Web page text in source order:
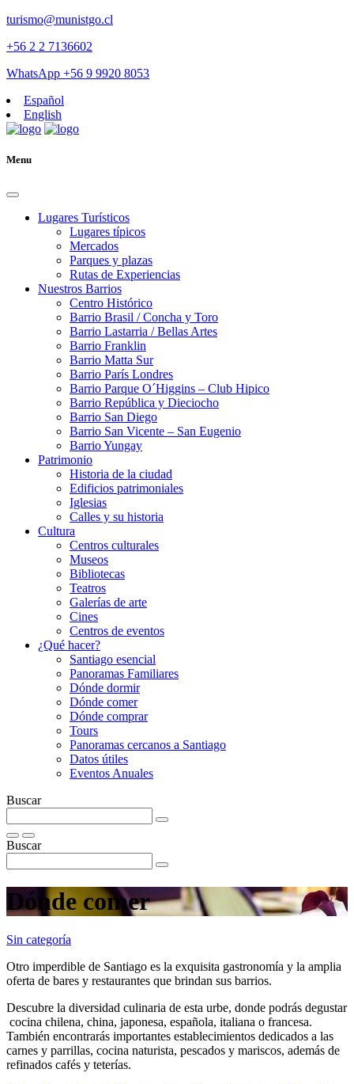
turismo@munistgo.cl
+56 2 2 7136602
WhatsApp +56 9 9920 8053
Español
English
Menu
Lugares Turísticos
Lugares tí­picos
Mercados
Parques y plazas
Rutas de Experiencias
Nuestros Barrios
Centro Histórico
Barrio Brasil / Concha y Toro
Barrio Lastarria / Bellas Artes
Barrio Franklin
Barrio Matta Sur
Barrio Parí­s Londres
Barrio Parque O´Higgins – Club Hipico
Barrio República y Dieciocho
Barrio San Diego
Barrio San Vicente – San Eugenio
Barrio Yungay
Patrimonio
Historia de la ciudad
Edificios patrimoniales
Iglesias
Calles y su historia
Cultura
Centros culturales
Museos
Bibliotecas
Teatros
Galerí­as de arte
Cines
Centros de eventos
¿Qué hacer?
Santiago esencial
Panoramas Familiares
Dónde dormir
Dónde comer
Dónde comprar
Tours
Panoramas cercanos a Santiago
Datos útiles
Eventos Anuales
Buscar
Buscar
Dónde comer
Sin categoría
Otro imperdible de Santiago es la exquisita gastronomía y la amplia
oferta de bares y restaurantes que brindan sus barrios.
Descubre la diversidad culinaria de esta urbe, donde podrás degustar
cocina chilena, china, japonesa, española, italiana o francesa.
También encontrarás importantes establecimientos dedicados a las
carnes y parrillas, cocina naturista, pescados y mariscos, además de
refinados cafés y teterías.